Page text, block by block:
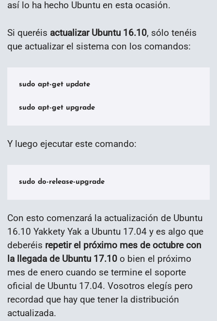
así lo ha hecho Ubuntu en esta ocasión.
Si queréis actualizar Ubuntu 16.10, sólo tenéis
que actualizar el sistema con los comandos:
sudo apt-get update
sudo apt-get upgrade
Y luego ejecutar este comando:
sudo do-release-upgrade
Con esto comenzará la actualización de Ubuntu
16.10 Yakkety Yak a Ubuntu 17.04 y es algo que
deberéis repetir el próximo mes de octubre con
la llegada de Ubuntu 17.10 o bien el próximo
mes de enero cuando se termine el soporte
oficial de Ubuntu 17.04. Vosotros elegís pero
recordad que hay que tener la distribución
actualizada.